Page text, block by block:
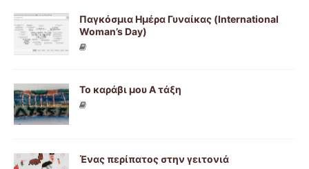
Παγκόσμια Ημέρα Γυναίκας (International
Woman’s Day)
Το καράβι μου Α τάξη
Ένας περίπατος στην γειτονιά